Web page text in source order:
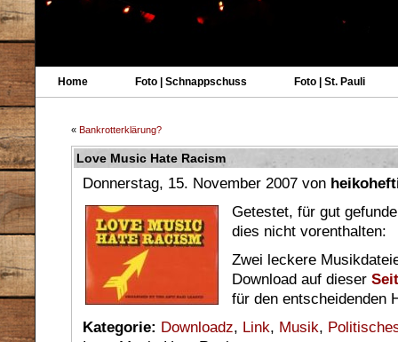
Home Foto | Schnappschuss Foto | St. Pauli
« Bankrotterklärung?
Love Music Hate Racism
Donnerstag, 15. November 2007 von
Getestet, für gut
dies nicht vorenthalten:
Zwei leckere
Download auf dieser
für den entscheidenden
Kategorie: Downloadz, Link, Musik,